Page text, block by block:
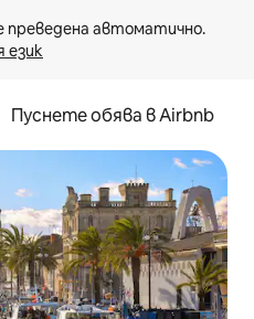
език
Пуснете обява в Airbnb